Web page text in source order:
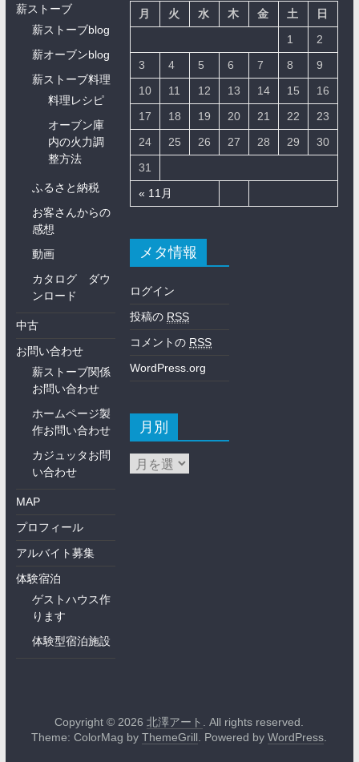
薪ストーブ
薪ストーブblog
薪オーブンblog
薪ストーブ料理
料理レシピ
オーブン庫
内の火力調
整方法
ふるさと納税
お客さんからの
感想
動画
カタログ ダウ
ンロード
中古
お問い合わせ
薪ストーブ関係
お問い合わせ
ホームページ製
作お問い合わせ
カジュッタお問
い合わせ
MAP
プロフィール
アルバイト募集
体験宿泊
ゲストハウス作
ります
体験型宿泊施設
月
火 水 木 金 土 日
« 11月
1
2
3
4 5 6 7 8
9
10
11 12 13 14 15
16
17
18 19 20 21 22
23
24
25 26 27 28 29
30
31
メタ情報
ログイン
投稿の RSS
コメントの RSS
WordPress.org
月別
Copyright © 2026北澤アート
. All rights reserved.
Theme: ColorMag byThemeGrill . Powered byWordPress